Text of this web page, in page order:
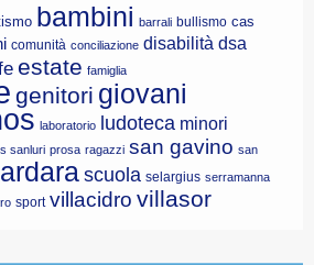
bambini barrali bullismo cas
comunità conciliazione disabilità dsa
estate famiglia
genitori giovani
laboratorio ludoteca minori
sanluri prosa ragazzi san gavino san
scuola selargius serramanna
sport villacidro villasor